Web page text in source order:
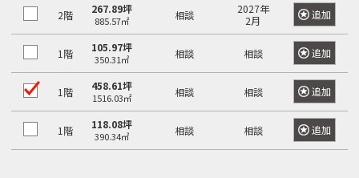
2階 267.89坪
885.57㎡ 相談
2027年
2月
追加
1階 105.97坪
350.31㎡ 相談 相談 追加
1階 458.61坪
1516.03㎡ 相談 相談 追加
1階 118.08坪
390.34㎡ 相談 相談 追加